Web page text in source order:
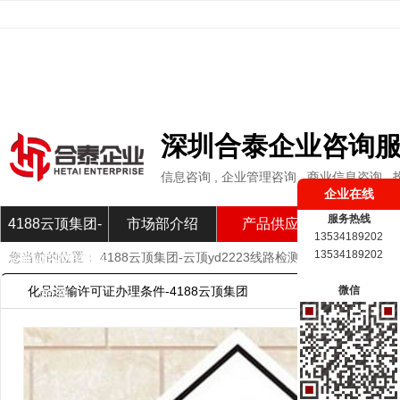
深圳合泰企业咨询
信息咨询 , 企业管理咨询 , 商业信息咨询 ,
4188云顶集团-
云顶yd2223线路
检测
市场部介绍 产品供应 市场部
您当前的位置： 4188云顶集团-云顶yd2223线路检测 产品供应»化
化品运输许可证办理条件-4188云顶集团
企业在线
服务热线
13534189202
13534189202
微信